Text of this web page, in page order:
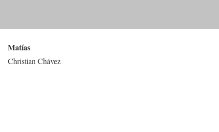
Matías
Christian Chávez